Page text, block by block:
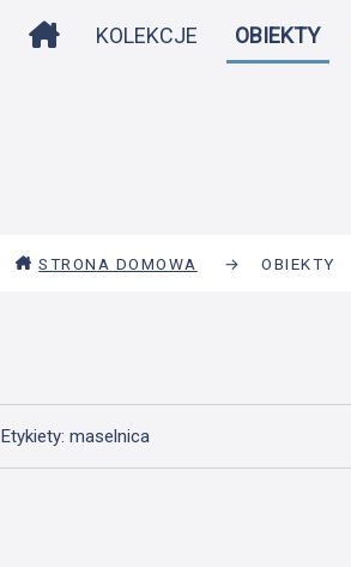
STRONA DOMOWA
KOLEKCJE OBIEKTY
STRONA DOMOWA → OBIEKTY
Etykiety: maselnica